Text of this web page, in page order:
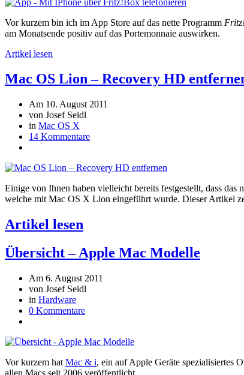
Vor kurzem bin ich im App Store auf das nette Programm
am Monatsende positiv auf das Portemonnaie auswirken.
Artikel lesen
Mac OS Lion – Recovery HD
Am 10. August 2011
von Josef Seidl
in Mac OS X
14 Kommentare
Einige von Ihnen haben vielleicht bereits festgestellt, dass
welche mit Mac OS X Lion eingeführt wurde. Dieser Artikel
Artikel lesen
Übersicht – Apple Mac Modelle
Am 6. August 2011
von Josef Seidl
in Hardware
0 Kommentare
Vor kurzem hat Mac & i, ein auf Apple Geräte spezialisiertes
allen Macs seit 2006 veröffentlicht.